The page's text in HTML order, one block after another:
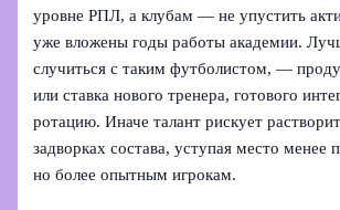
уровне РПЛ, а клубам — не упустить
уже вложены годы работы академии.
случиться с таким футболистом, —
или ставка нового тренера, готового
ротацию. Иначе талант рискует
задворках состава, уступая место менее
но более опытным игрокам.